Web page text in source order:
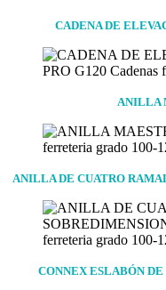
CADENA DE
ANILLA
ANILLA DE CUATRO
CONNEX ESLABÓN